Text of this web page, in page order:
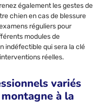
également les gestes de
chien en cas de blessure
réguliers pour
modules de
indéfectible qui sera la clé
réelles.
variés
à la